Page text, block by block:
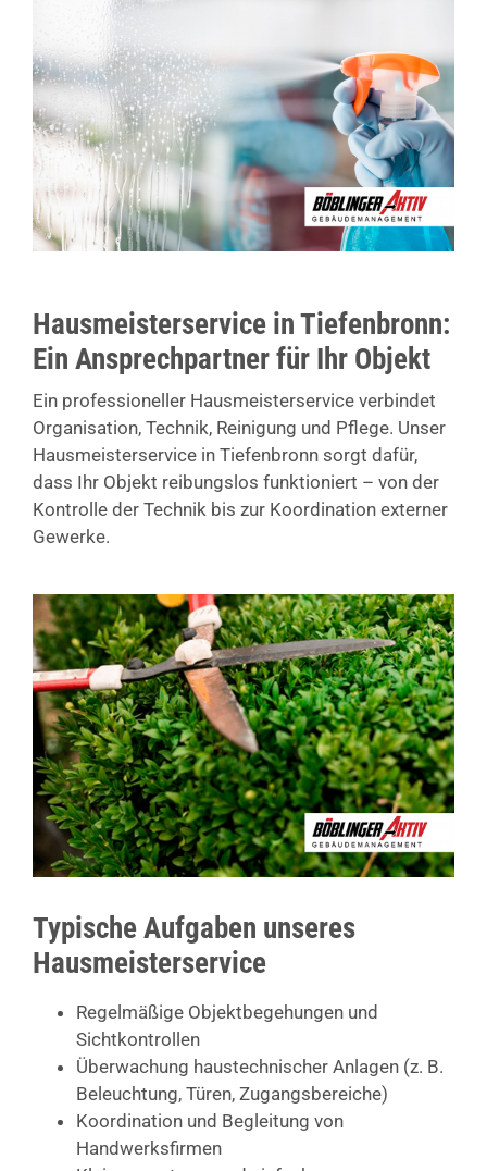
Hausmeisterservice in Tiefenbronn:
Ein Ansprechpartner für Ihr Objekt
Ein professioneller Hausmeisterservice verbindet
Organisation, Technik, Reinigung und Pflege. Unser
Hausmeisterservice in Tiefenbronn sorgt dafür,
dass Ihr Objekt reibungslos funktioniert – von der
Kontrolle der Technik bis zur Koordination externer
Gewerke.
Typische Aufgaben unseres
Hausmeisterservice
Regelmäßige Objektbegehungen und
Sichtkontrollen
Überwachung haustechnischer Anlagen (z. B.
Beleuchtung, Türen, Zugangsbereiche)
Koordination und Begleitung von
Handwerksfirmen